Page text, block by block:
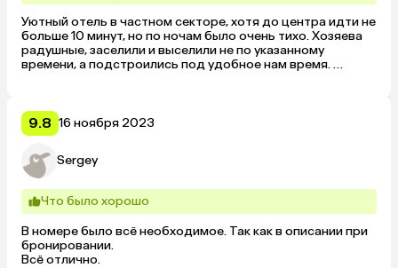
Уютный отель в частном секторе, хотя до центра идти не
больше 10 минут, но по ночам было очень тихо. Хозяева
радушные, заселили и выселили не по указанному
времени, а подстроились под удобное нам время.
9.8 16 ноября 2023
Sergey
Что было хорошо
В номере было всё необходимое. Так как в описании при
бронировании.
Всё отлично.